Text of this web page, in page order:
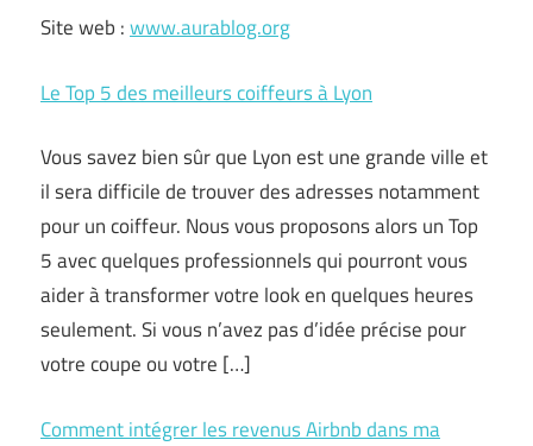
Site web :www.aurablog.org
Le Top 5 des meilleurs coiffeurs à Lyon
Vous savez bien sûr que Lyon est une grande ville et
il sera difficile de trouver des adresses notamment
pour un coiffeur. Nous vous proposons alors un Top
5 avec quelques professionnels qui pourront vous
aider à transformer votre look en quelques heures
seulement. Si vous n’avez pas d’idée précise pour
votre coupe ou votre […]
Comment intégrer les revenus Airbnb dans ma